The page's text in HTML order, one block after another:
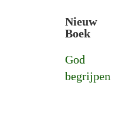
Nieuw
Boek
God
begrijpen